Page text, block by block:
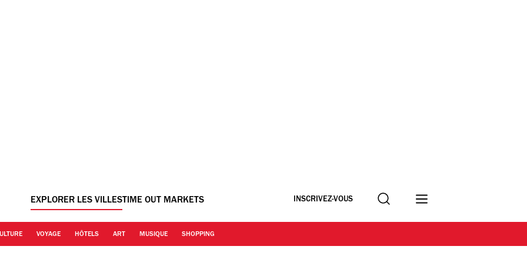
EXPLORER LES VILLESTIME OUT MARKETS INSCRIVEZ-VOUS Recherche
VOYAGE HÔTELS ART MUSIQUE SHOPPING